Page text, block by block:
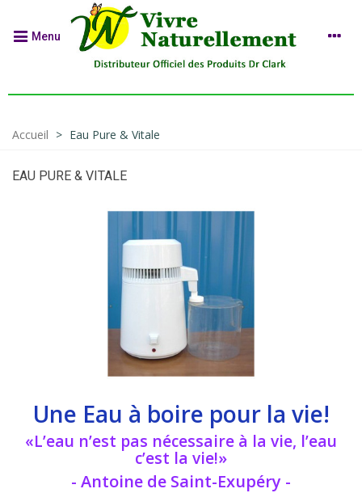
Menu
Accueil > Eau Pure & Vitale
EAU PURE & VITALE
Une Eau à boire pour la vie!
«L’eau n’est pas nécessaire à la vie, l’eau
c’est la vie!»
- Antoine de Saint-Exupéry -